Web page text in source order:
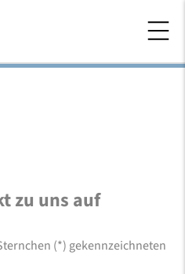
zu uns auf
(*) gekennzeichneten